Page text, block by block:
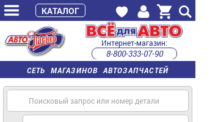
СЕТЬ МАГАЗИНОВ АВТОЗАПЧАСТЕЙ
Интернет-магазин:
8-800-333-07-90
часы работы с 9:00 до 22:00 (пн-пт)
КАТАЛОГ